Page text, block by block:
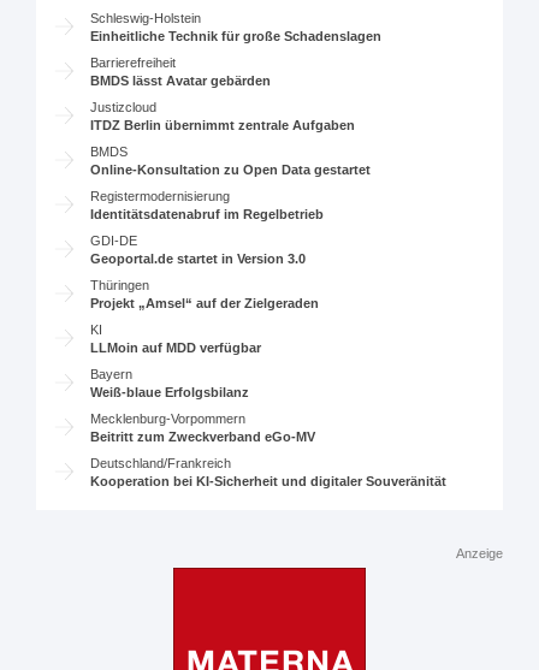
Schleswig-Holstein
Einheitliche Technik für große Schadenslagen
Barrierefreiheit
BMDS lässt Avatar gebärden
Justizcloud
ITDZ Berlin übernimmt zentrale Aufgaben
BMDS
Online-Konsultation zu Open Data gestartet
Registermodernisierung
Identitätsdatenabruf im Regelbetrieb
GDI-DE
Geoportal.de startet in Version 3.0
Thüringen
Projekt „Amsel“ auf der Zielgeraden
KI
LLMoin auf MDD verfügbar
Bayern
Weiß-blaue Erfolgsbilanz
Mecklenburg-Vorpommern
Beitritt zum Zweckverband eGo-MV
Deutschland/Frankreich
Kooperation bei KI-Sicherheit und digitaler Souveränität
Anzeige